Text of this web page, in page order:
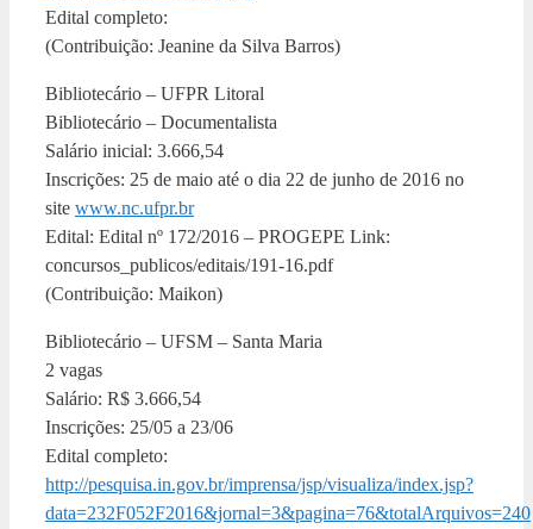
Edital completo:
(Contribuição: Jeanine da Silva Barros)
Bibliotecário – UFPR Litoral
Bibliotecário – Documentalista
Salário inicial: 3.666,54
Inscrições: 25 de maio até o dia 22 de junho de 2016 no
site www.nc.ufpr.br
Edital: Edital nº 172/2016 – PROGEPE Link:
concursos_publicos/editais/191-16.pdf
(Contribuição: Maikon)
Bibliotecário – UFSM – Santa Maria
2 vagas
Salário: R$ 3.666,54
Inscrições: 25/05 a 23/06
Edital completo:
http://pesquisa.in.gov.br/imprensa/jsp/visualiza/index.jsp?
data=232F052F2016&jornal=3&pagina=76&totalArquivos=240